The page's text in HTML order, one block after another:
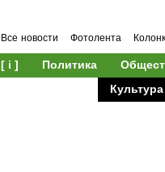
Все новости Фотолента
[ i ] Политика
Культура